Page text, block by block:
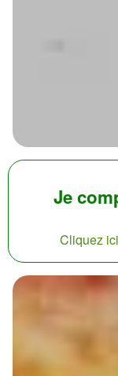
Je
Cliquez